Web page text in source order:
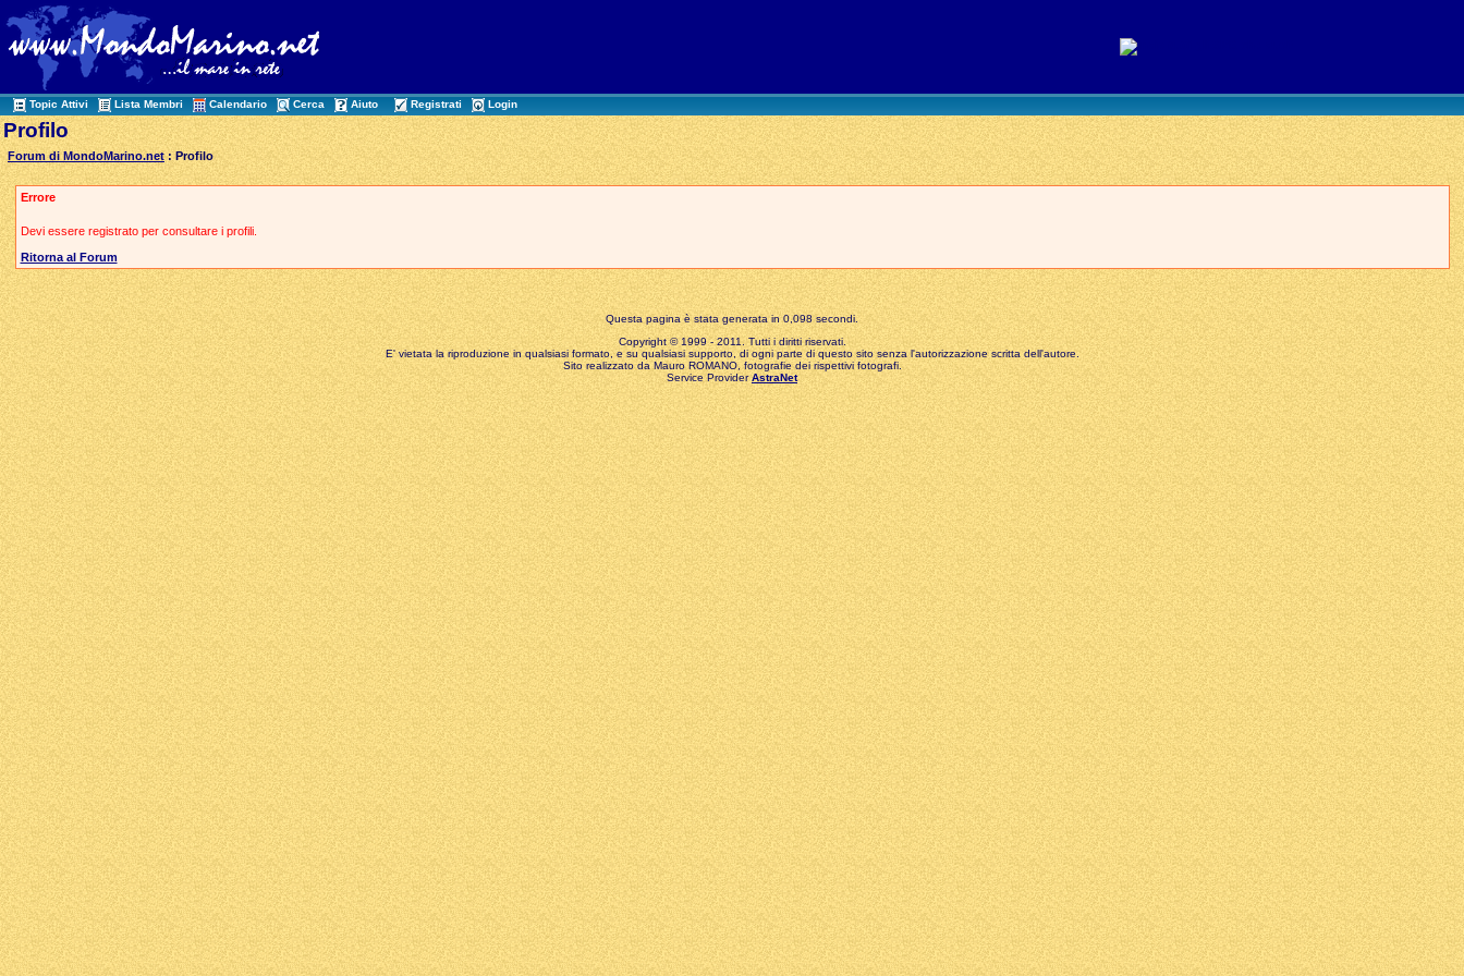
Topic Attivi Lista Membri Calendario Cerca Aiuto Registrati Login
Profilo
Forum di MondoMarino.net : Profilo
Errore
Devi essere registrato per consultare i profili.
Ritorna al Forum
Questa pagina è stata generata in 0,098 secondi.
Copyright © 1999 - 2011. Tutti i diritti riservati.
E' vietata la riproduzione in qualsiasi formato, e su qualsiasi supporto, di ogni parte di questo sito senza l'autorizzazione scritta dell'autore.
Sito realizzato da Mauro ROMANO, fotografie dei rispettivi fotografi.
Service ProviderAstraNet